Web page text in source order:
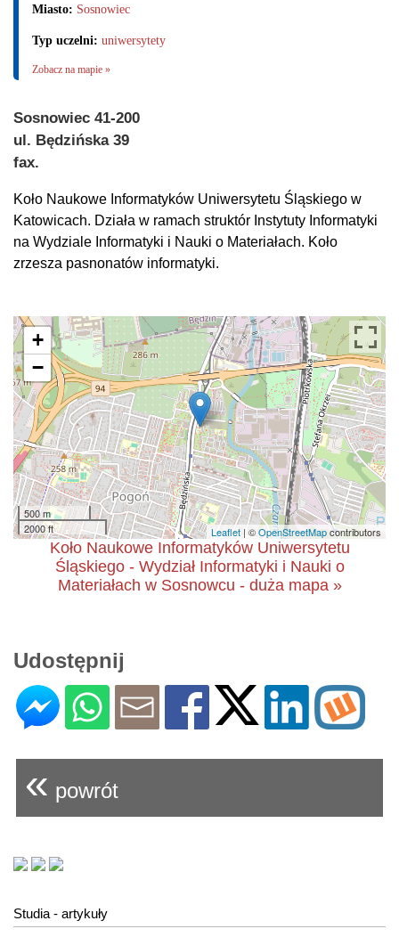
Miasto: Sosnowiec
Typ uczelni: uniwersytety
Zobacz na mapie »
Sosnowiec 41-200
ul. Będzińska 39
fax.
Koło Naukowe Informatyków Uniwersytetu Śląskiego w
Katowicach. Działa w ramach struktór Instytuty Informatyki
na Wydziale Informatyki i Nauki o Materiałach. Koło
zrzesza pasnonatów informatyki.
+
−
500 m
2000 ft
Leaflet | ©OpenStreetMapcontributors
Koło Naukowe Informatyków Uniwersytetu
Śląskiego - Wydział Informatyki i Nauki o
Materiałach w Sosnowcu - duża mapa »
Udostępnij
« powrót
Studia - artykuły